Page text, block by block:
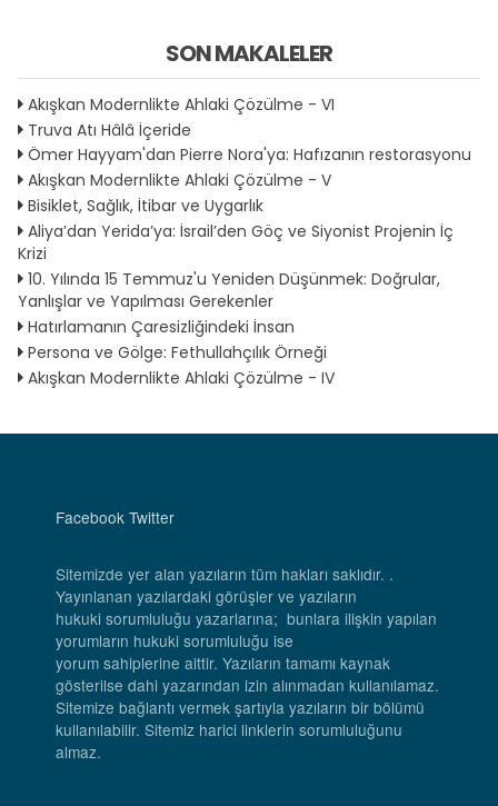
SON MAKALELER
Akışkan Modernlikte Ahlaki Çözülme - VI
Truva Atı Hâlâ İçeride
Ömer Hayyam'dan Pierre Nora'ya: Hafızanın restorasyonu
Akışkan Modernlikte Ahlaki Çözülme - V
Bisiklet, Sağlık, İtibar ve Uygarlık
Aliya’dan Yerida’ya: İsrail’den Göç ve Siyonist Projenin İç
Krizi
10. Yılında 15 Temmuz'u Yeniden Düşünmek: Doğrular,
Yanlışlar ve Yapılması Gerekenler
Hatırlamanın Çaresizliğindeki İnsan
Persona ve Gölge: Fethullahçılık Örneği
Akışkan Modernlikte Ahlaki Çözülme - IV
Facebook Twitter
Sitemizde yer alan yazıların tüm hakları saklıdır. .
Yayınlanan yazılardaki görüşler ve yazıların
hukuki sorumluluğu yazarlarına; bunlara ilişkin yapılan
yorumların hukuki sorumluluğu ise
yorum sahiplerine aittir. Yazıların tamamı kaynak
gösterilse dahi yazarından izin alınmadan kullanılamaz.
Sitemize bağlantı vermek şartıyla yazıların bir bölümü
kullanılabilir. Sitemiz harici linklerin sorumluluğunu
almaz.